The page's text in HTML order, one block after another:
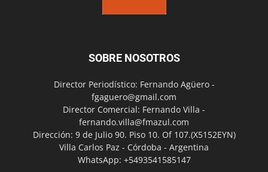
SOBRE NOSOTROS
Director Periodístico: Fernando Agüero -
fgaguero@gmail.com
Director Comercial: Fernando Villa -
fernando.villa@fmazul.com
Dirección: 9 de Julio 90. Piso 10. Of 107.(X5152EYN)
Villa Carlos Paz - Córdoba - Argentina
WhatsApp: +5493541585147